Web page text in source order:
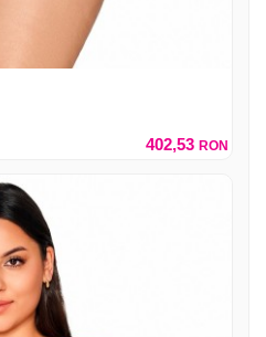
402,53 RON